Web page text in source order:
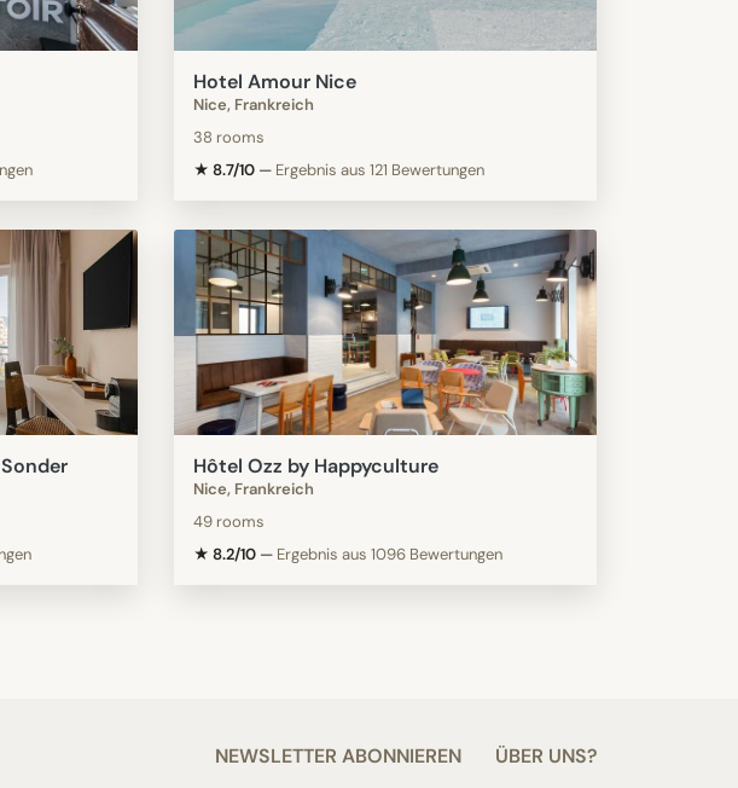
Hotel Amour Nice
Nice, Frankreich
38 rooms
★ 8.7/10— Ergebnis aus 121 Bewertungen
Hôtel Ozz by Happyculture
Nice, Frankreich
49 rooms
★ 8.2/10— Ergebnis aus 1096 Bewertungen
NEWSLETTER ABONNIEREN ÜBER UNS?